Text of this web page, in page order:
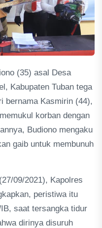
(35) asal Desa
Kabupaten Tuban tega
bernama Kasmirin (44),
korban dengan
Budiono mengaku
gaib untuk membunuh
09/2021), Kapolres
peristiwa itu
saat tersangka tidur
dirinya disuruh